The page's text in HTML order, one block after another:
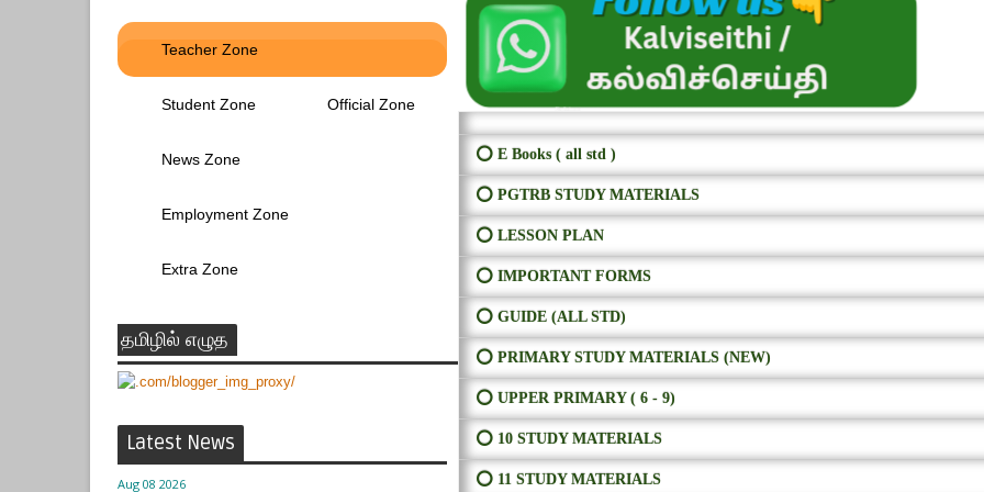
Teacher Zone
Student Zone Official Zone
News Zone
Employment Zone
Extra Zone
தமிழில் எழுத
Latest News
Aug 08 2026
⭕ E Books ( all std )
⭕ PGTRB STUDY MATERIALS
⭕ LESSON PLAN
⭕ IMPORTANT FORMS
⭕ GUIDE (ALL STD)
⭕ PRIMARY STUDY MATERIALS (NEW)
⭕ UPPER PRIMARY ( 6 - 9)
⭕ 10 STUDY MATERIALS
⭕ 11 STUDY MATERIALS